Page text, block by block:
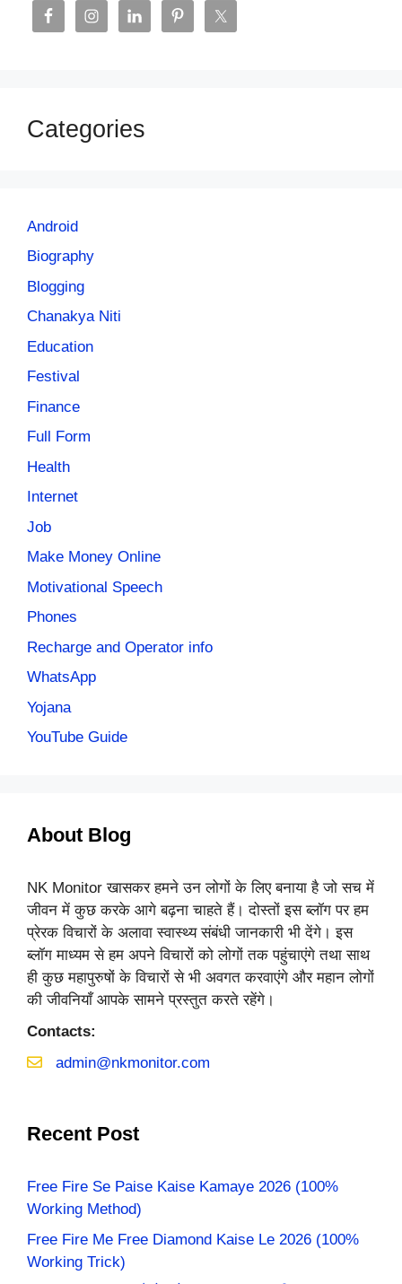
Categories
Android
Biography
Blogging
Chanakya Niti
Education
Festival
Finance
Full Form
Health
Internet
Job
Make Money Online
Motivational Speech
Phones
Recharge and Operator info
WhatsApp
Yojana
YouTube Guide
About Blog
NK Monitor खासकर हमने उन लोगों के लिए बनाया है जो सच में
जीवन में कुछ करके आगे बढ़ना चाहते हैं। दोस्तों इस ब्लॉग पर हम
प्रेरक विचारों के अलावा स्वास्थ्य संबंधी जानकारी भी देंगे। इस
ब्लॉग माध्यम से हम अपने विचारों को लोगों तक पहुंचाएंगे तथा साथ
ही कुछ महापुरुषों के विचारों से भी अवगत करवाएंगे और महान लोगों
की जीवनियाँ आपके सामने प्रस्तुत करते रहेंगे।
Contacts:
admin@nkmonitor.com
Recent Post
Free Fire Se Paise Kaise Kamaye 2026 (100%
Working Method)
Free Fire Me Free Diamond Kaise Le 2026 (100%
Working Trick)